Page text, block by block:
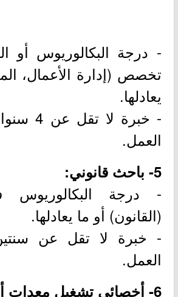
- درجة البكالوريوس أو
تخصص (إدارة الأعمال،
يعادلها.
- خبرة لا
العمل.
5- باحث قانوني:
- درجة
(القانون) أو ما يعادلها.
- خبرة لا تقل عن
العمل.
6- أخصائي تشغيل معدات أمنية: